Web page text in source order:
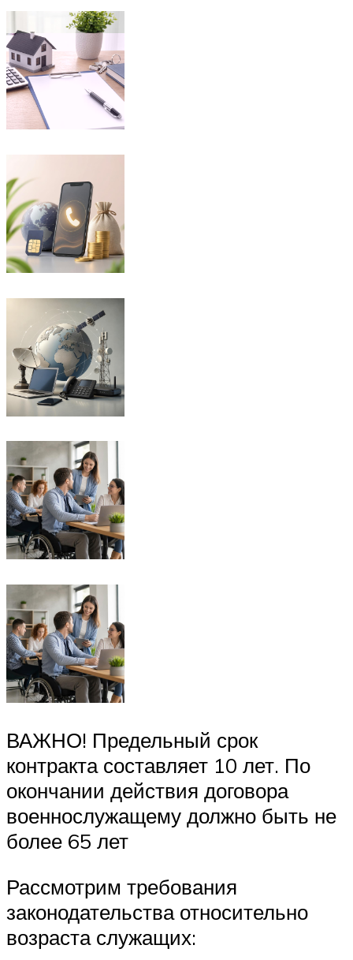
ВАЖНО! Предельный срок
контракта составляет 10 лет. По
окончании действия договора
военнослужащему должно быть не
более 65 лет
Рассмотрим требования
законодательства относительно
возраста служащих: